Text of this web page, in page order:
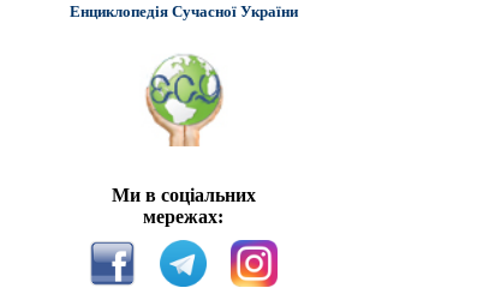
Енциклопедія Сучасної України
Ми в соціальних
мережах: